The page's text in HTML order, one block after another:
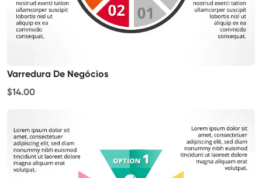
Varredura De Negócios
$14.00